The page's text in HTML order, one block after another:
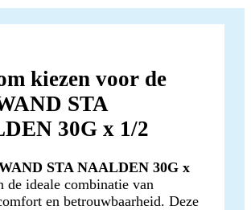
kiezen voor de
STA
30G x 1/2
STA NAALDEN 30G x
de ideale combinatie van
en betrouwbaarheid. Deze